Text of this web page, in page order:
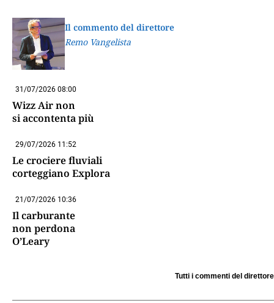
Il commento del direttore
Remo Vangelista
31/07/2026 08:00
Wizz Air non
si accontenta più
29/07/2026 11:52
Le crociere fluviali
corteggiano Explora
21/07/2026 10:36
Il carburante
non perdona
O’Leary
Tutti i commenti del direttore